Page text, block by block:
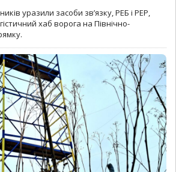
уразили засоби зв’язку, РЕБ і РЕР,
хаб ворога на Північно-